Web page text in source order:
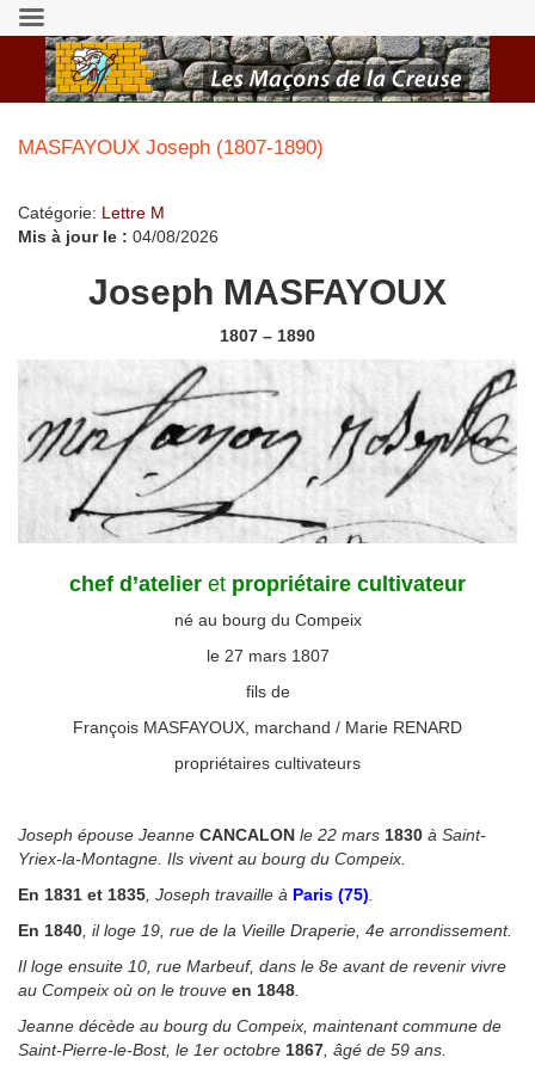
MASFAYOUX Joseph (1807-1890)
Catégorie: Lettre M
Mis à jour le : 04/08/2026
Joseph MASFAYOUX
1807 – 1890
chef d’atelier et propriétaire cultivateur
né au bourg du Compeix
le 27 mars 1807
fils de
François MASFAYOUX, marchand / Marie RENARD
propriétaires cultivateurs
Joseph épouse Jeanne CANCALON le 22 mars 1830 à Saint-
Yriex-la-Montagne. Ils vivent au bourg du Compeix.
En 1831 et 1835 , Joseph travaille à Paris (75)
En 1840 , il loge 19, rue de la Vieille Draperie, 4e arrondissement.
Il loge ensuite 10, rue Marbeuf, dans le 8e avant de revenir vivre
au Compeix où on le trouve en 1848
Jeanne décède au bourg du Compeix, maintenant commune de
Saint-Pierre-le-Bost, le 1er octobre 1867 , âgé de 59 ans.